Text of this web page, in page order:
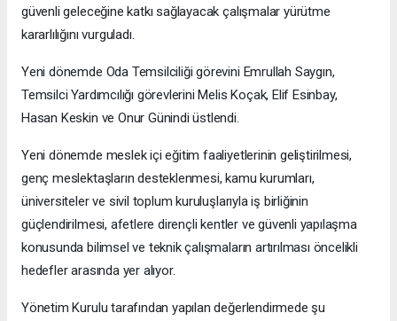
güvenli geleceğine katkı sağlayacak çalışmalar yürütme
kararlılığını vurguladı.
Yeni dönemde Oda Temsilciliği görevini Emrullah Saygın,
Temsilci Yardımcılığı görevlerini Melis Koçak, Elif Esinbay,
Hasan Keskin ve Onur Günindi üstlendi.
Yeni dönemde meslek içi eğitim faaliyetlerinin geliştirilmesi,
genç meslektaşların desteklenmesi, kamu kurumları,
üniversiteler ve sivil toplum kuruluşlarıyla iş birliğinin
güçlendirilmesi, afetlere dirençli kentler ve güvenli yapılaşma
konusunda bilimsel ve teknik çalışmaların artırılması öncelikli
hedefler arasında yer alıyor.
Yönetim Kurulu tarafından yapılan değerlendirmede şu